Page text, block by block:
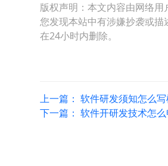
版权声明：本文内容由网络
您发现本站中有涉嫌抄袭或
在24小时内删除。
上一篇：软件研发须知怎么写
下一篇：软件开研发技术怎